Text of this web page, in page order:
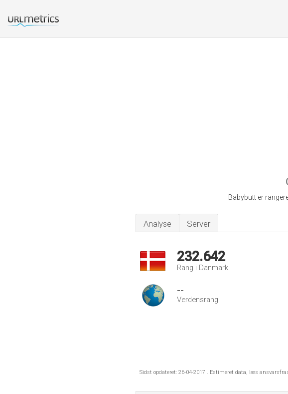
Babybutt er
Analyse Server
232.642
Rang i Danmark
--
Verdensrang
Sidst opdateret: 26-04-2017 . Estimeret data, læs